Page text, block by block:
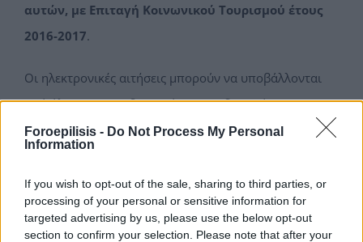
Foroepilisis - Do Not Process My Personal
Information
If you wish to opt-out of the sale, sharing to third parties, or
processing of your personal or sensitive information for
targeted advertising by us, please use the below opt-out
section to confirm your selection. Please note that after your
αυτών, με Επιταγή Κοινωνικού Τουρισμού έτους
2016-2017.
Οι ηλεκτρονικές αιτήσεις μπορούν να υποβάλλονται
από όλους τους ενδιαφερόμενους -δικαιούχους και
παρόχους- μέχρι τηνΚυριακή 20 Νοεμβρίου 2016 και
Για κατάθεση αιτήσεων παρακαλώ επικοινωνήστε με
το γραφείο μας στο 2810282135.